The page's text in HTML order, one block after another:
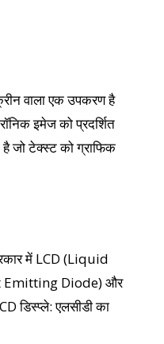
वाला एक उपकरण है
इमेज को प्रदर्शित
जो टेक्स्ट को ग्राफिक
में LCD (Liquid
Emitting Diode) और
डिस्प्ले: एलसीडी का